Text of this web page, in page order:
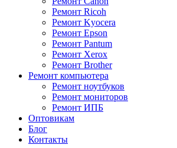
Ремонт Ricoh
Ремонт Kyocera
Ремонт Epson
Ремонт Pantum
Ремонт Xerox
Ремонт Brother
Ремонт компьютера
Ремонт ноутбуков
Ремонт мониторов
Ремонт ИПБ
Оптовикам
Блог
Контакты